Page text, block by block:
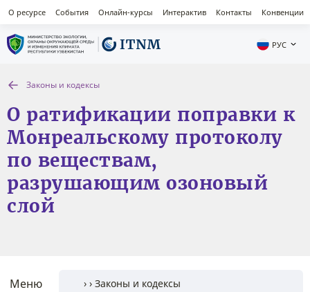
О ресурсе События Онлайн-курсы Интерактив Контакты Конвенции
РУС
Законы и кодексы
О ратификации поправки к
Монреальскому протоколу
по веществам,
разрушающим озоновый
слой
Меню